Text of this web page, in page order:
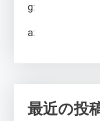
g:
a:
最近の投